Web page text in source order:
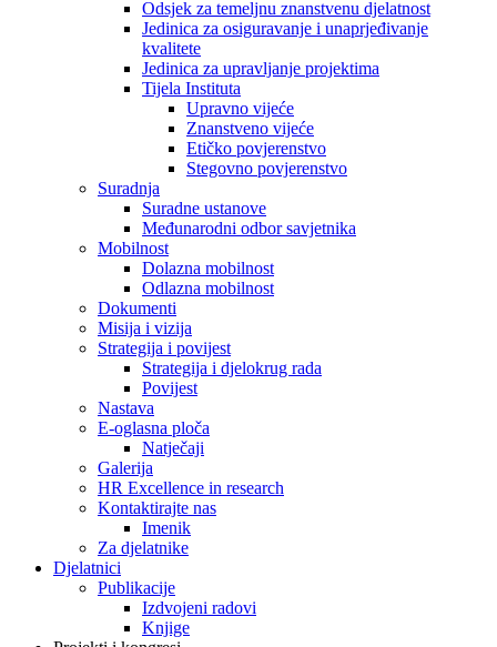
Odsjek za temeljnu znanstvenu djelatnost
Jedinica za osiguravanje i unaprjeđivanje
kvalitete
Jedinica za upravljanje projektima
Tijela Instituta
Upravno vijeće
Znanstveno vijeće
Etičko povjerenstvo
Stegovno povjerenstvo
Suradnja
Suradne ustanove
Međunarodni odbor savjetnika
Mobilnost
Dolazna mobilnost
Odlazna mobilnost
Dokumenti
Misija i vizija
Strategija i povijest
Strategija i djelokrug rada
Povijest
Nastava
E-oglasna ploča
Natječaji
Galerija
HR Excellence in research
Kontaktirajte nas
Imenik
Za djelatnike
Djelatnici
Publikacije
Izdvojeni radovi
Knjige